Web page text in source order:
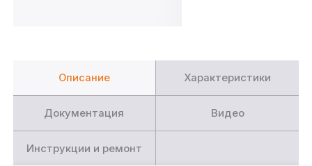
Описание Характеристики
Документация Видео
Инструкции и ремонт